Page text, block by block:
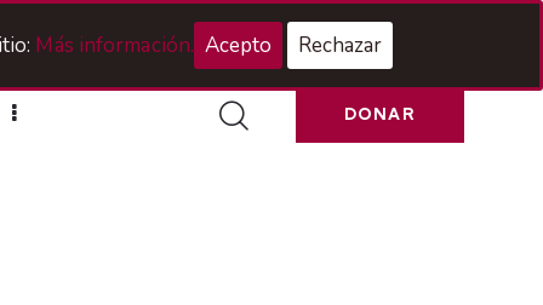
Acceso Hermanos
DONAR
Más información. Acepto Rechazar